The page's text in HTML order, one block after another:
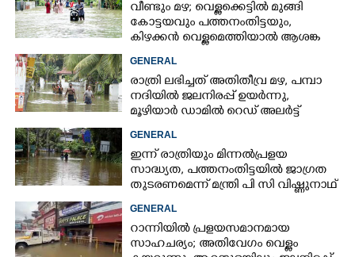
വീണ്ടും മഴ; വെള്ളക്കെട്ടിൽ മുങ്ങി
കോട്ടയവും പത്തനംതിട്ടയും,
കിഴക്കൻ വെള്ളമെത്തിയാൽ ആശങ്ക
ഇരട്ടിക്കും
GENERAL
രാത്രി ലഭിച്ചത് അതിതീവ്ര മഴ, പമ്പാ
നദിയിൽ ജലനിരപ്പ് ഉയർന്നു,
മൂഴിയാർ ഡാമിൽ റെഡ് അലർട്ട്
GENERAL
ഇന്ന് രാത്രിയും മിന്നൽപ്രളയ
സാദ്ധ്യത,​ പത്തനംതിട്ടയിൽ ജാഗ്രത
തുടരണമെന്ന് മന്ത്രി പി സി വിഷ്ണുനാഥ്
GENERAL
റാന്നിയിൽ പ്രളയസമാനമായ
സാഹചര്യം; അതിവേഗം വെള്ളം